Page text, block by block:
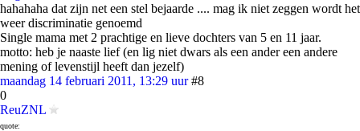
hahahaha dat zijn net een stel bejaarde .... mag ik niet zeggen wordt het
weer discriminatie genoemd
Single mama met 2 prachtige en lieve dochters van 5 en 11 jaar.
motto: heb je naaste lief (en lig niet dwars als een ander een andere
mening of levenstijl heeft dan jezelf)
maandag 14 februari 2011, 13:29 uur #8
0
ReuZNL
quote: